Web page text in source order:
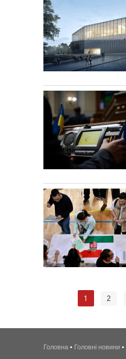
1 2
Головна • Головні новини •